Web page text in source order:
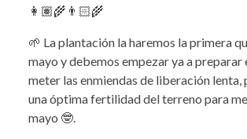
👩🏽‍🌾👨🏻‍🌾
🌱 La plantación la haremos la primera
mayo y debemos empezar ya a preparar
meter las enmiendas de liberación lenta,
una óptima fertilidad del terreno para
mayo 🤓.